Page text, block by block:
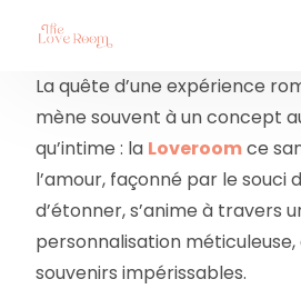
La quête d’une expérience
mène souvent à un concept
qu’intime : la Loveroomce
l’amour, façonné par le souci
d’étonner, s’anime à travers
personnalisation méticuleuse,
souvenirs impérissables.